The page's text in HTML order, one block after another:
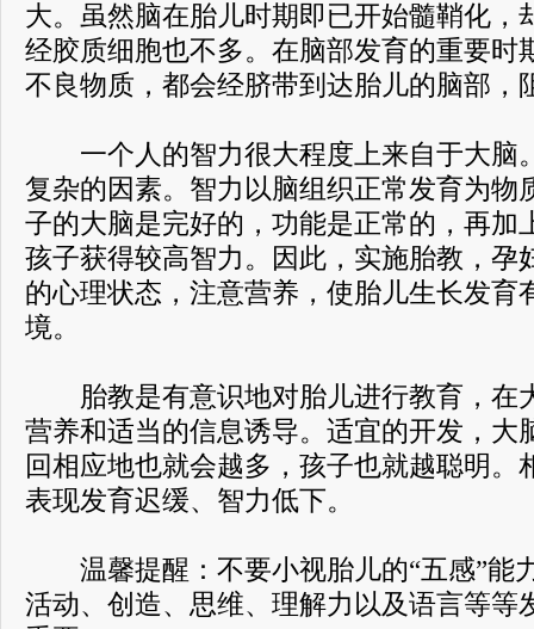
大。虽然脑在胎儿时期即已开始髓鞘化，
经胶质细胞也不多。在脑部发育的重要时
不良物质，都会经脐带到达胎儿的脑部，
一个人的智力很大程度上来自于大脑
复杂的因素。智力以脑组织正常发育为物
子的大脑是完好的，功能是正常的，再加
孩子获得较高智力。因此，实施胎教，孕
的心理状态，注意营养，使胎儿生长发育
境。
胎教是有意识地对胎儿进行教育，在
营养和适当的信息诱导。适宜的开发，大
回相应地也就会越多，孩子也就越聪明。
表现发育迟缓、智力低下。
温馨提醒：不要小视胎儿的“五感”能
活动、创造、思维、理解力以及语言等等